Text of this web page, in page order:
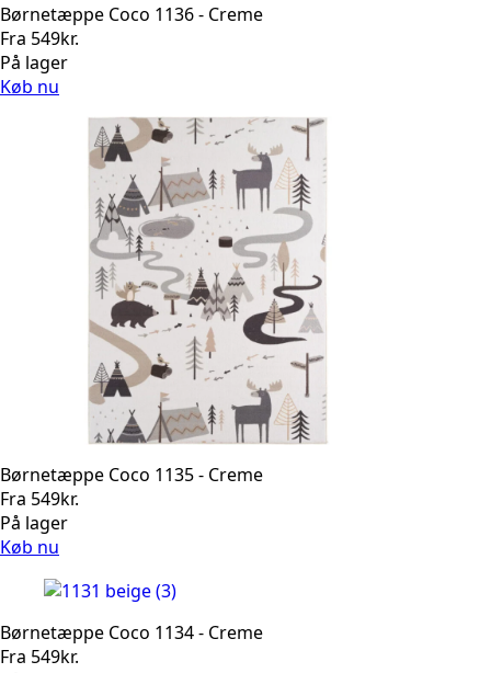
Børnetæppe Coco 1136 - Creme
Fra 549kr.
På lager
Køb nu
Børnetæppe Coco 1135 - Creme
Fra 549kr.
På lager
Køb nu
Børnetæppe Coco 1134 - Creme
Fra 549kr.